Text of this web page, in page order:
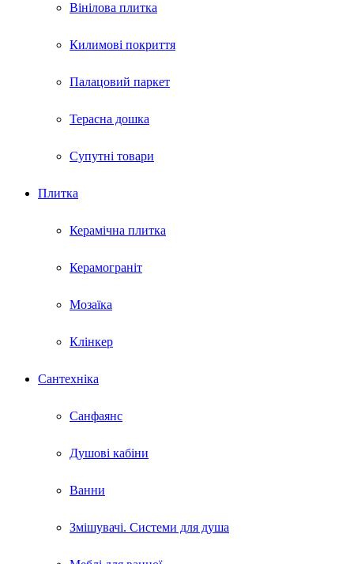
Вінілова плитка
Килимові покриття
Палацовий паркет
Терасна дошка
Супутні товари
Плитка
Керамічна плитка
Керамограніт
Мозаїка
Клінкер
Сантехніка
Санфаянс
Душові кабіни
Ванни
Змішувачі. Системи для душа